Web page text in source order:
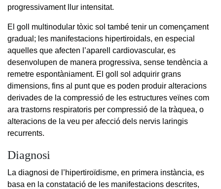
progressivament llur intensitat.
El goll multinodular tòxic sol també tenir un començament
gradual; les manifestacions hipertiroidals, en especial
aquelles que afecten l’aparell cardiovascular, es
desenvolupen de manera progressiva, sense tendència a
remetre espontàniament. El goll sol adquirir grans
dimensions, fins al punt que es poden produir alteracions
derivades de la compressió de les estructures veïnes com
ara trastorns respiratoris per compressió de la tràquea, o
alteracions de la veu per afecció dels nervis laringis
recurrents.
Diagnosi
La diagnosi de l’hipertiroïdisme, en primera instància, es
basa en la constatació de les manifestacions descrites,